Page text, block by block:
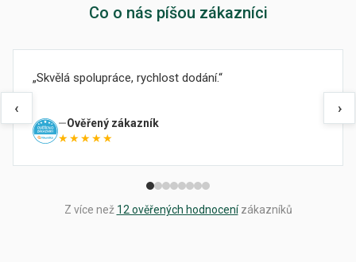
Co o nás píšou zákazníci
‹
Skvělá spolupráce, rychlost dodání.
Ověřený zákazník
★★★★★
›
Z více než 12 ověřených hodnocenízákazníků